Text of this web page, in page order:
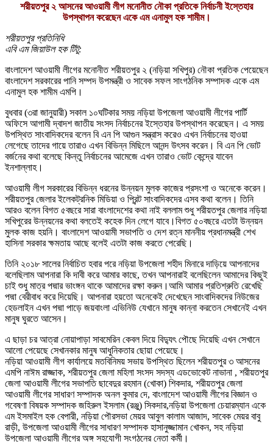
শরীয়তপুর ২ আসনের আওয়ামী লীগ মনোনীত নৌকা প্রতিকে নির্বাচনী ইস্তেহার
উপস্থাপন করেছেন একে এম এনামুল হক শামীম।
শরীয়তপুর প্রতিনিধি
এবি এম জিয়াউল হক টিটু:
বাংলাদেশ আওয়ামী লীগের মনোনীত শরীয়তপুর ২ (নড়িয়া সখিপুর) নৌকা প্রতিক পেয়েছেন
বাংলাদেশ সরকারের পানি সম্পদ উপমন্ত্রী ও সাবেক সফল সাংগঠনিক সম্পাদক একে এম
এনামুল হক শামীম এমপি।
বুধবার (৩রা জানুয়ারী) সকাল ১০ঘটিকার সময় নড়িয়া উপজেলা আওয়ামী লীগের পার্টি
অফিসে আগামী দ্বাদশ জাতীয় সংসদ নির্বাচনের ইস্তেহার উপস্থাপন করেছেন। এ সময়
উপস্থিত সাংবাদিকদের বলেন বি এন পি আগুন সন্ত্রাস করেও এখন নির্বাচনের হাওয়া
লেগেছে তাদের গায়ে তারাও এখন বিভিন্ন মিছিলে আনন্দ উৎসব করেন। বি এন পি ভোট
বর্জনের কথা বলেছে কিন্তু নির্বাচনের আমেজে এখন তারাও ভোট কেন্দ্রে যাবেন
ইনশাল্লাহ।
আওয়ামী লীগ সরকারের বিভিন্ন ধরনের উন্নয়ন মুলক কাজের প্রসংশা ও অনেকে করেন।
শরীয়তপুর জেলার ইলেকট্রনিক মিডিয়া ও প্রিন্ট সাংবাদিকদের এসব কথা বলেন। তিনি
আরও বলেন বিগত ৫বছরে সারা বাংলাদেশের কথা নাই বললাম শুধু শরীয়তপুর জেলার নড়িয়া
সখিপুরের উন্নয়নের কথা বলতেই কহেক দিন লেগে যাবে।বিগত ৫০বছরে এতটা উন্নয়ন
মুলক কাজ হয়নি। বাংলাদেশ আওয়ামী সভাপতি ও দেশ রত্ন মাননীয় প্রধানমন্ত্রী শেখ
হাসিনা সরকার ক্ষমতায় আছে বলেই এতটা কাজ করতে পেরেছি।
তিনি ২০১৮ সালের নির্বাচিত হবার পরে নড়িয়া উপজেলা শহীদ মিনারে দাড়িয়ে আপনাদের
বলেছিলাম আপনারা কি দাবী করে আমার কাছে, তখন আপনারাই বলেছিলেন আমাদের কিছুই
চাই শুধু মাত্র পদ্মার ভাংঙ্গন থাকে আমাদের রক্ষা করুন।আমি আমার প্রতিশ্রুতি রেখেছি
পদ্মা বেরীবাধ করে দিয়েছি। আপনারা হয়তো অনেকেই দেখেছেন সাংবাদিকদের নিউজের
হেডলাইন এখন পদ্মা পাড়ে জয়বাংলা এভিনিউ যেখানে মানুষ কান্না করতেন সেখানেই এখন
মানুষ ঘুরতে আসেন।
এ ছাড়া চর আত্রা নোয়াপাড়া সাবমেরিন কেবল দিয়ে বিদ্যুৎ পৌছে দিয়েছি এখন সেখানে
আলো পেয়েছে সেখানকার মানুষ আধুনিকতার ছোয়া পেয়েছে।
নড়িয়া আওয়ামী লীগ কার্যালয়ে মতবিনিময় সভায় উপস্থিত ছিলেন শরীয়তপুর ৩ আসনের
এমপি নাঈম রাজ্জাক, শরীয়তপুর জেলা মহিলা সংসদ সদস্য এডভোকেট নাভানা , শরীয়তপুর
জেলা আওয়ামী লীগের সভাপতি ছাবেদুর রহমান (খোকা) শিকদার, শরীয়তপুর জেলা
আওয়ামী লীগের সাধারণ সম্পাদক অনল কুমার দে, বাংলাদেশ আওয়ামী লীগের বিজ্ঞান ও
গবেষণা বিষয়ক সম্পাদক জহিরুল ইসলাম (রঞ্জু) সিকদার,নড়িয়া উপজেলা চেয়ারম্যান একে
এম ইসমাইল হক বেপারী, নড়িয়া পৌরসভা মেয়র আবুল কালাম আজাদ, সাবেক মেয়র বাবু
রাড়ী, উপজেলা আওয়ামী লীগের সাধারণ সম্পাদক হাসানুজ্জামান খোকন, সহ নড়িয়া
উপজেলা আওয়ামী লীগের অঙ্গ সহযোগী সংগঠনের নেতা কর্মী।